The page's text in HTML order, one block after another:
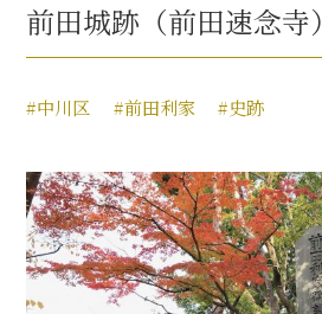
前田城跡（前田速念寺）
#中川区 #前田利家 #史跡